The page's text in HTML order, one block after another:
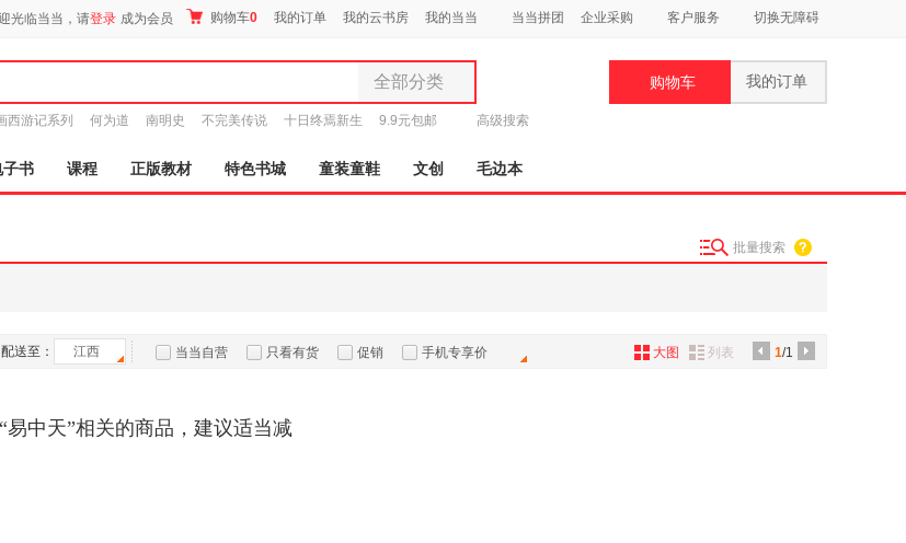
光临当当，请登录 成为会员 购物车0 我的订单 我的云书房 我的当当 当当拼团 企业采购 客户服务 切换无障碍
全部分类
全部分类
图书
电子书
孕婴服饰
西游记系列 何为道 南明史 不完美传说 十日终焉新生 9.9元包邮 高级搜索
购物车 我的订单
子书 课程 正版教材 特色书城 童装童鞋 文创 毛边本
批量搜索
配送至： 江西 当当自营 只看有货 促销 手机专享价 1/1
大图 列表
易中天”相关的商品，建议适当减